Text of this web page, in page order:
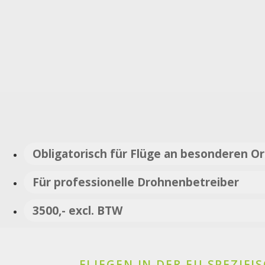
Obligatorisch für Flüge an besonderen
Für professionelle Drohnenbetreiber
3500,- excl. BTW